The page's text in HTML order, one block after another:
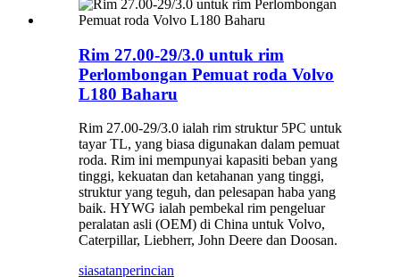
Rim 27.00-29/3.0 untuk rim
Perlombongan Pemuat roda Volvo
L180 Baharu
Rim 27.00-29/3.0 ialah rim struktur 5PC untuk
tayar TL, yang biasa digunakan dalam pemuat
roda. Rim ini mempunyai kapasiti beban yang
tinggi, kekuatan dan ketahanan yang tinggi,
struktur yang teguh, dan pelesapan haba yang
baik. HYWG ialah pembekal rim pengeluar
peralatan asli (OEM) di China untuk Volvo,
Caterpillar, Liebherr, John Deere dan Doosan.
siasatanperincian